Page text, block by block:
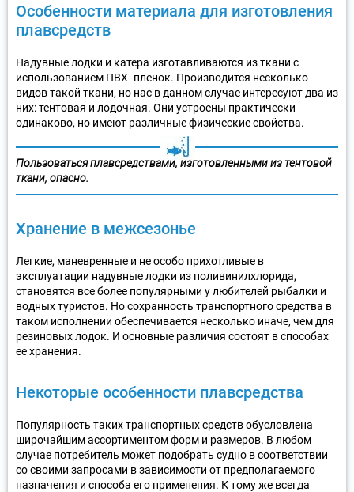
Особенности материала для изготовления
плавсредств
Надувные лодки и катера изготавливаются из ткани с
использованием ПВХ- пленок. Производится несколько
видов такой ткани, но нас в данном случае интересуют два из
них: тентовая и лодочная. Они устроены практически
одинаково, но имеют различные физические свойства.
Пользоваться плавсредствами, изготовленными из тентовой
ткани, опасно.
Хранение в межсезонье
Легкие, маневренные и не особо прихотливые в
эксплуатации надувные лодки из поливинилхлорида,
становятся все более популярными у любителей рыбалки и
водных туристов. Но сохранность транспортного средства в
таком исполнении обеспечивается несколько иначе, чем для
резиновых лодок. И основные различия состоят в способах
ее хранения.
Некоторые особенности плавсредства
Популярность таких транспортных средств обусловлена
широчайшим ассортиментом форм и размеров. В любом
случае потребитель может подобрать судно в соответствии
со своими запросами в зависимости от предполагаемого
назначения и способа его применения. К тому же всегда